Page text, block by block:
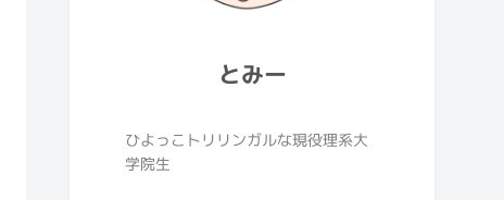
とみー
ひよっこトリリンガルな現役理系大
学院生